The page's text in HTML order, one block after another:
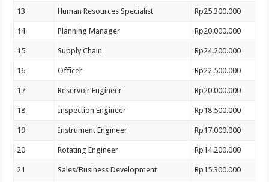
13 Human Resources Specialist Rp25.300.000
14 Planning Manager Rp20.000.000
15 Supply Chain Rp24.200.000
16 Officer Rp22.500.000
17 Reservoir Engineer Rp20.000.000
18 Inspection Engineer Rp18.500.000
19 Instrument Engineer Rp17.000.000
20 Rotating Engineer Rp14.200.000
21 Sales/Business Development Rp15.300.000